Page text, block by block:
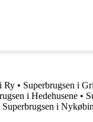
Ry • Superbrugsen i
i Hedehusene •
Superbrugsen i